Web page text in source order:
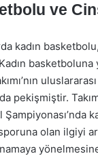
ve
kadın
pekişmiştir.
olan ilgiyi